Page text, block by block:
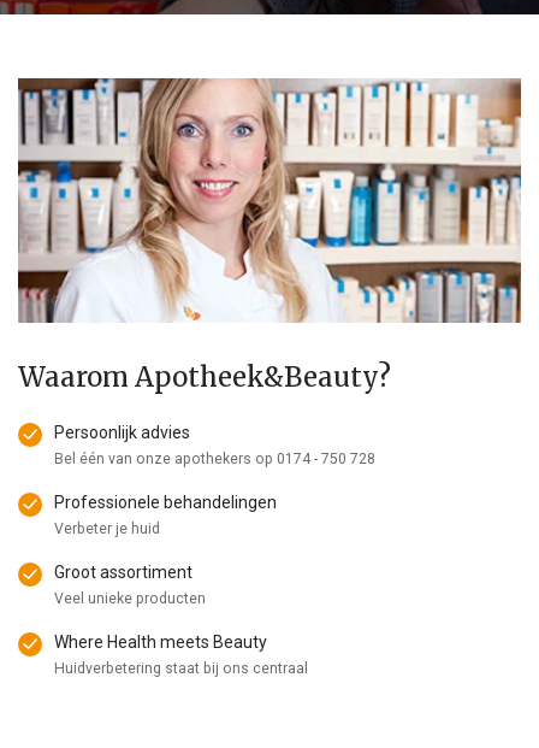
Waarom Apotheek&Beauty?
Persoonlijk advies
Bel één van onze apothekers op 0174 - 750 728
Professionele behandelingen
Verbeter je huid
Groot assortiment
Veel unieke producten
Where Health meets Beauty
Huidverbetering staat bij ons centraal